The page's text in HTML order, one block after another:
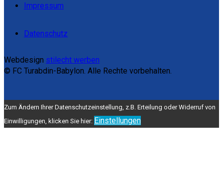
Impressum
Datenschutz
Webdesign stilecht werben
© FC Turabdin-Babylon. Alle Rechte vorbehalten.
Zum Ändern Ihrer Datenschutzeinstellung, z.B. Erteilung oder Widerruf von
Einwilligungen, klicken Sie hier: Einstellungen